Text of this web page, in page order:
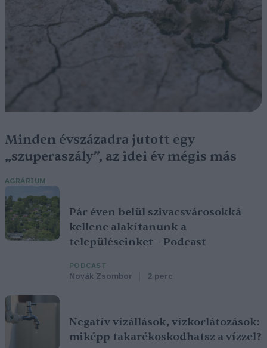
Minden évszázadra jutott egy
„szuperaszály”, az idei év mégis más
AGRÁRIUM
Pár éven belül szivacsvárosokká
kellene alakítanunk a
településeinket – Podcast
PODCAST
Novák Zsombor 2 perc
Negatív vízállások, vízkorlátozások:
miképp takarékoskodhatsz a vízzel?